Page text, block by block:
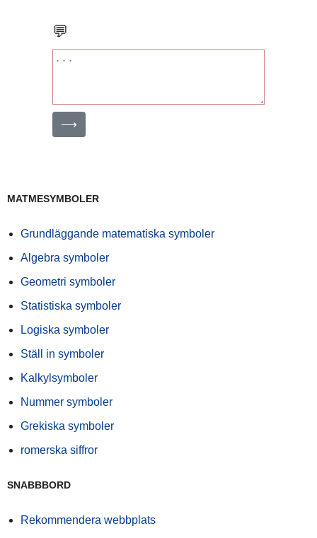
💬
⟶
MATMESYMBOLER
Grundläggande matematiska symboler
Algebra symboler
Geometri symboler
Statistiska symboler
Logiska symboler
Ställ in symboler
Kalkylsymboler
Nummer symboler
Grekiska symboler
romerska siffror
SNABBBORD
Rekommendera webbplats